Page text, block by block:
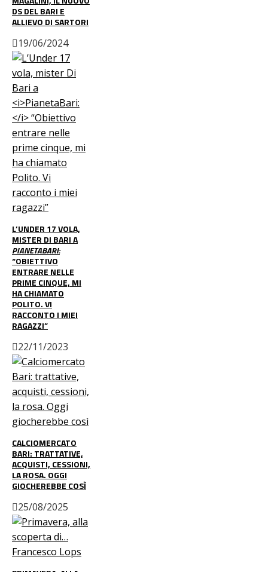
DS DEL BARI E
ALLIEVO DI SARTORI
19/06/2024
L’UNDER 17 VOLA,
MISTER DI BARI A
PIANETABARI:
“OBIETTIVO
ENTRARE NELLE
PRIME CINQUE, MI
HA CHIAMATO
POLITO. VI
RACCONTO I MIEI
RAGAZZI”
22/11/2023
CALCIOMERCATO
BARI: TRATTATIVE,
ACQUISTI, CESSIONI,
LA ROSA. OGGI
GIOCHEREBBE COSÌ
25/08/2025